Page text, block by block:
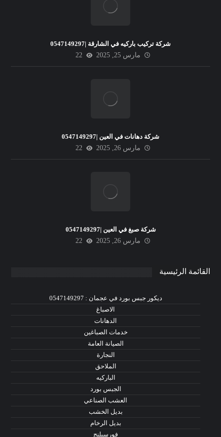
شركة تركيب باركيه في الشارقة |0547149297
مارس 25, 2025
22
شركة دهانات في العين |0547149297
مارس 26, 2025
22
شركة صبغ في العين |0547149297
مارس 26, 2025
22
القائمة الرئيسية
ديكور جبس بورد في عجمان : 0547149297
الاصباغ
الدهانات
خدمات الصباغين
الصيانة العامة
النجارة
الملاحق
الباركيه
الجبس بورد
العشب الصناعي
بديل الخشب
بديل الرخام
فورسيلنج